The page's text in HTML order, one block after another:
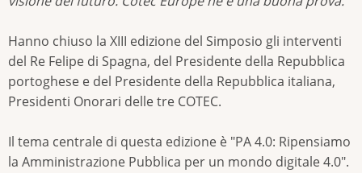
Hanno chiuso la XIII edizione del Simposio gli interventi
del Re Felipe di Spagna, del Presidente della Repubblica
portoghese e del Presidente della Repubblica italiana,
Presidenti Onorari delle tre COTEC.
Il tema centrale di questa edizione è "PA 4.0: Ripensiamo
la Amministrazione Pubblica per un mondo digitale 4.0".